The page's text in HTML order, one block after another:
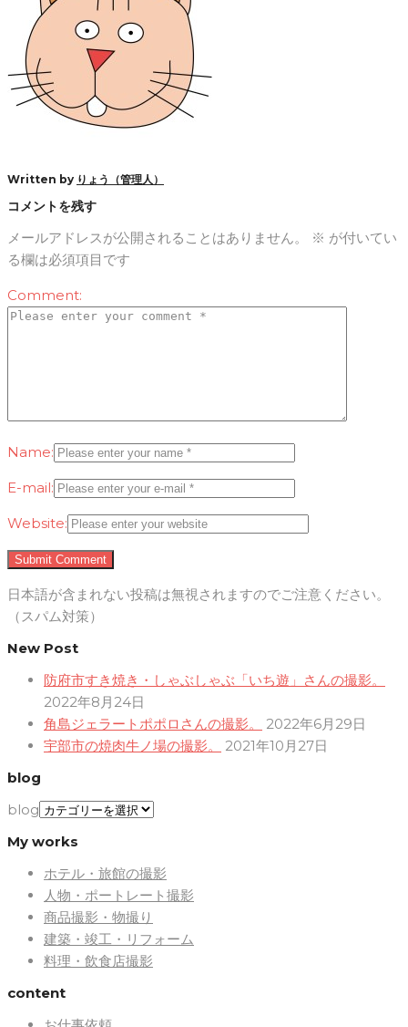
Written by りょう（管理人）
コメントを残す
メールアドレスが公開されることはありません。 ※ が付いてい
る欄は必須項目です
Comment:
Name:
E-mail:
Website:
日本語が含まれない投稿は無視されますのでご注意ください。
（スパム対策）
New Post
防府市すき焼き・しゃぶしゃぶ「いち遊」さんの撮影。
2022年8月24日
角島ジェラートポポロさんの撮影。
2022年6月29日
宇部市の焼肉牛ノ場の撮影。
2021年10月27日
blog
blog
My works
ホテル・旅館の撮影
人物・ポートレート撮影
商品撮影・物撮り
建築・竣工・リフォーム
料理・飲食店撮影
content